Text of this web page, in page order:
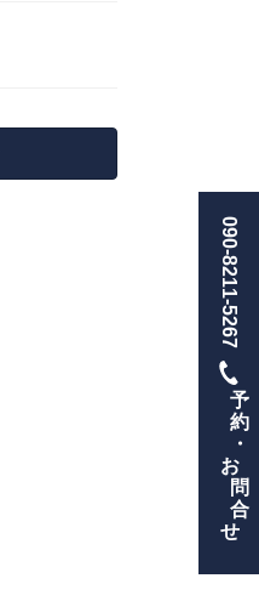
090-8211-5267
予
約
・
お
問
合
せ